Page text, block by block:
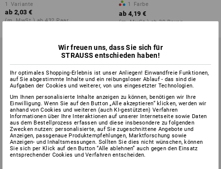
1 Variante
ab 2,03 €
(m. MwSt.) ab 432 Paar
1 Farbe
ab 4,19 €
(m. MwSt.) ab 30 Boxen
Wir freuen uns, dass Sie sich für
STRAUSS entschieden haben!
Ihr optimales Shopping-Erlebnis ist unser Anliegen! Einwandfreie Funktionen,
auf Sie abgestimmte Inhalte und ein reibungsloser Ablauf - das sind die
Aufgaben der Cookies und weiterer, von uns eingesetzter Technologien.
Um Ihnen personalisierte Inhalte anzeigen zu können, benötigen wir Ihre
Einwilligung. Wenn Sie auf den Button „Alle akzeptieren“ klicken, werden wir
anhand von Cookies und weiteren (auch KI-gestützten) Verfahren
Informationen über Ihre Interaktionen auf unserer Internetseite sowie Daten
aus dem Bestellprozess erfassen und diese insbesondere zu folgenden
Zwecken nutzen: personalisierte, auf Sie zugeschnittene Angebote und
Anzeigen, passgenaue Produktempfehlungen, Marktforschung sowie
Anzeigen- und Inhaltsmessungen. Sollten Sie dies nicht wünschen, können
Sie sich per Klick auf den Button “Alle ablehnen” auch gegen den Einsatz
entsprechender Cookies und Verfahren entscheiden.